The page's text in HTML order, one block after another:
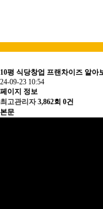
10평 식당창업 프랜차이즈 알아
24-09-23 10:54
페이지 정보
최고관리자 3,862회 0건
본문